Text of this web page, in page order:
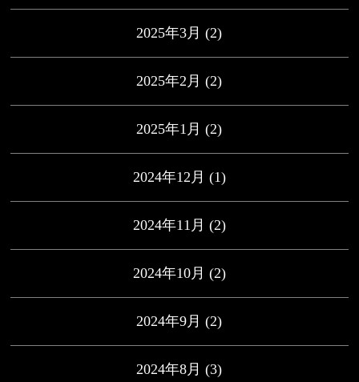
2025年3月 (2)
2025年2月 (2)
2025年1月 (2)
2024年12月 (1)
2024年11月 (2)
2024年10月 (2)
2024年9月 (2)
2024年8月 (3)